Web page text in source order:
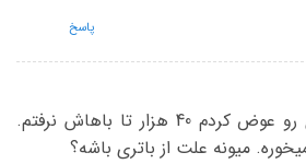
پاسخ
دو سال هست باتری رو عوض کردم 40 هزار تا باهاش نرفتم.
میونه علت از باتری باشه؟